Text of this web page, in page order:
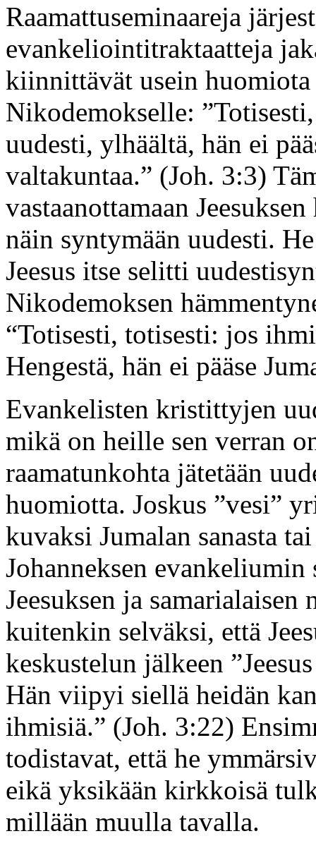
Raamattuseminaareja
evankeliointitraktaatteja
kiinnittävät usein huomiota
Nikodemokselle:
uudesti, ylhäältä, hän ei
valtakuntaa.” (Joh. 3:3)
vastaanottamaan
näin syntymään uudesti.
Jeesus itse selitti
Nikodemoksen
“Totisesti, totisesti: jos
Hengestä, hän ei pääse
Evankelisten kristittyjen
mikä on heille sen verran
raamatunkohta jätetään
huomiotta. Joskus ”vesi”
kuvaksi Jumalan sanasta
Johanneksen
Jeesuksen ja
kuitenkin selväksi, että
keskustelun jälkeen
Hän viipyi siellä heidän
ihmisiä.” (Joh. 3:22)
todistavat, että he
eikä yksikään kirkkoisä
millään muulla tavalla.